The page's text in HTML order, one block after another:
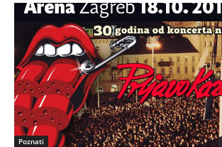
Poznati